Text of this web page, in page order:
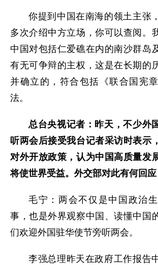
你提到中国在南海的领土主张
多次介绍中方立场，你可以查阅。
中国对包括仁爱礁在内的南沙群岛
有无可争辩的主权，这是在长期的
并确立的，符合包括《联合国宪
法。
总台央视记者：昨天，不少外
听两会后接受我台记者采访时表示
对外开放政策，认为中国高质量发
将使世界受益。外交部对此有何回应
毛宁：两会不仅是中国政治
事，也是外界观察中国、读懂中国
们欢迎外国驻华使节旁听两会。
李强总理昨天在政府工作报告